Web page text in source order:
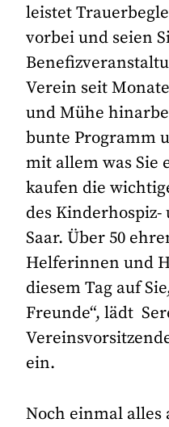
leistet
vorbei und seien
Verein seit
und Mühe
bunte Programm
mit allem was Sie
kaufen die
des
Saar. Über 50
Helferinnen und
diesem Tag auf
Freunde“, lädt
ein.
Noch einmal alles